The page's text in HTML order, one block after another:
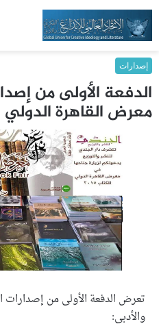
إصدارات
الدفعة الأولى من
معرض القاهرة الدولي
تعرض الدفعة الأولى من إصدارات
والأدبي: